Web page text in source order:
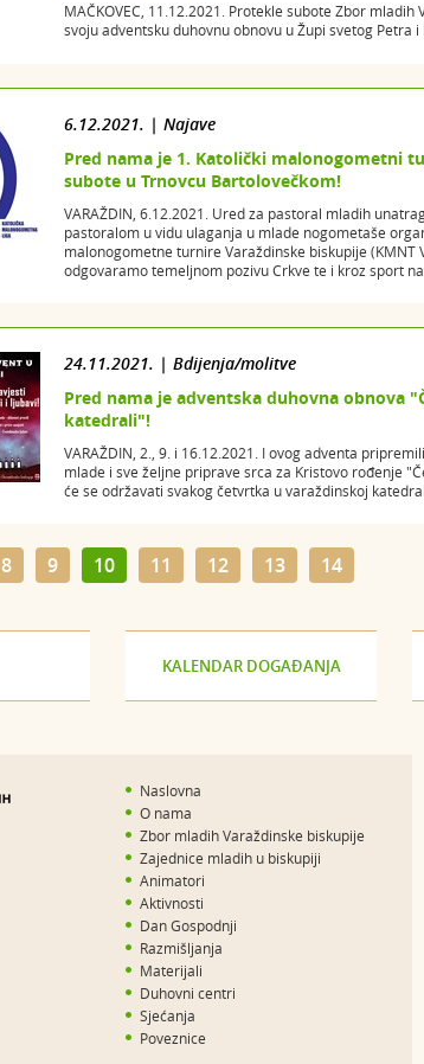
MAČKOVEC, 11.12.2021. Protekle subote Zbor
svoju adventsku duhovnu obnovu u Župi svetog Petra i
6.12.2021. | Najave
Pred nama je 1. Katolički malonogometni
subote u Trnovcu Bartolovečkom!
VARAŽDIN, 6.12.2021. Ured za pastoral mladih
pastoralom u vidu ulaganja u mlade nogometaše
malonogometne turnire Varaždinske biskupije (KMNT
odgovaramo temeljnom pozivu Crkve te i kroz sport
24.11.2021. | Bdijenja/molitve
Pred nama je adventska duhovna obnova
katedrali"!
VARAŽDIN, 2., 9. i 16.12.2021. I ovog adventa
mlade i sve željne priprave srca za Kristovo rođenje
će se održavati svakog četvrtka u varaždinskoj
8 9 10 11 12 13 14
KALENDAR DOGAĐANJA
Naslovna
O nama
Zbor mladih Varaždinske biskupije
Zajednice mladih u biskupiji
Animatori
Aktivnosti
Dan Gospodnji
Razmišljanja
Materijali
Duhovni centri
Sjećanja
Poveznice